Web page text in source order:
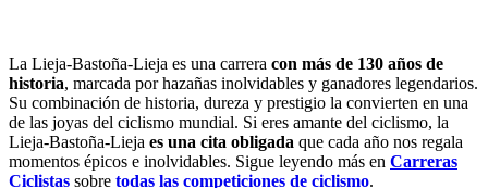
La Lieja-Bastoña-Lieja es una carrera con más de 130 años de
historia, marcada por hazañas inolvidables y ganadores legendarios.
Su combinación de historia, dureza y prestigio la convierten en una
de las joyas del ciclismo mundial. Si eres amante del ciclismo, la
Lieja-Bastoña-Lieja es una cita obligada que cada año nos regala
momentos épicos e inolvidables. Sigue leyendo más en Carreras
Ciclistas sobre todas las competiciones de ciclismo.